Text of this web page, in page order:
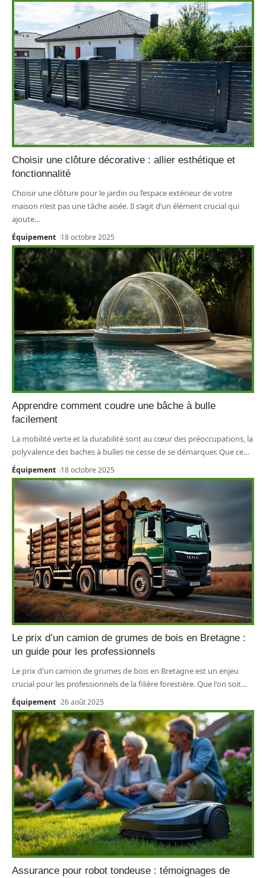
Choisir une clôture décorative : allier esthétique et
fonctionnalité
Choisir une clôture pour le jardin ou l’espace extérieur de votre
maison n’est pas une tâche aisée. Il s’agit d’un élément crucial qui
ajoute…
Équipement 18 octobre 2025
Apprendre comment coudre une bâche à bulle
facilement
La mobilité verte et la durabilité sont au cœur des préoccupations, la
polyvalence des baches à bulles ne cesse de se démarquer. Que ce…
Équipement 18 octobre 2025
Le prix d’un camion de grumes de bois en Bretagne :
un guide pour les professionnels
Le prix d'un camion de grumes de bois en Bretagne est un enjeu
crucial pour les professionnels de la filière forestière. Que l'on soit…
Équipement 26 août 2025
Assurance pour robot tondeuse : témoignages de